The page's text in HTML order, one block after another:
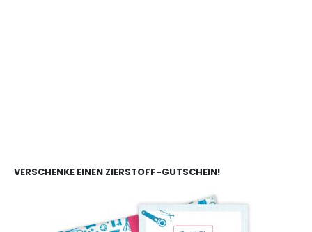
VERSCHENKE EINEN ZIERSTOFF-GUTSCHEIN!